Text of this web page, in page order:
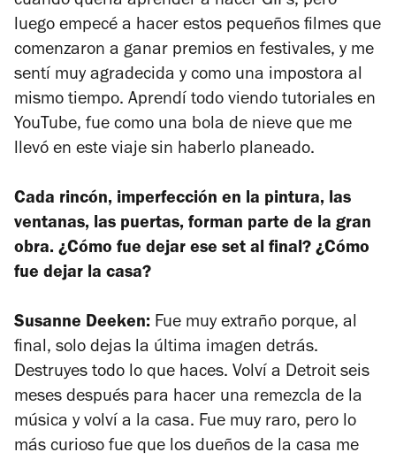
luego empecé a hacer estos pequeños filmes que
comenzaron a ganar premios en festivales, y me
sentí muy agradecida y como una impostora al
mismo tiempo. Aprendí todo viendo tutoriales en
YouTube, fue como una bola de nieve que me
llevó en este viaje sin haberlo planeado.
Cada rincón, imperfección en la pintura, las
ventanas, las puertas, forman parte de la gran
obra. ¿Cómo fue dejar ese set al final? ¿Cómo
fue dejar la casa?
Susanne Deeken: Fue muy extraño porque, al
final, solo dejas la última imagen detrás.
Destruyes todo lo que haces. Volví a Detroit seis
meses después para hacer una remezcla de la
música y volví a la casa. Fue muy raro, pero lo
más curioso fue que los dueños de la casa me